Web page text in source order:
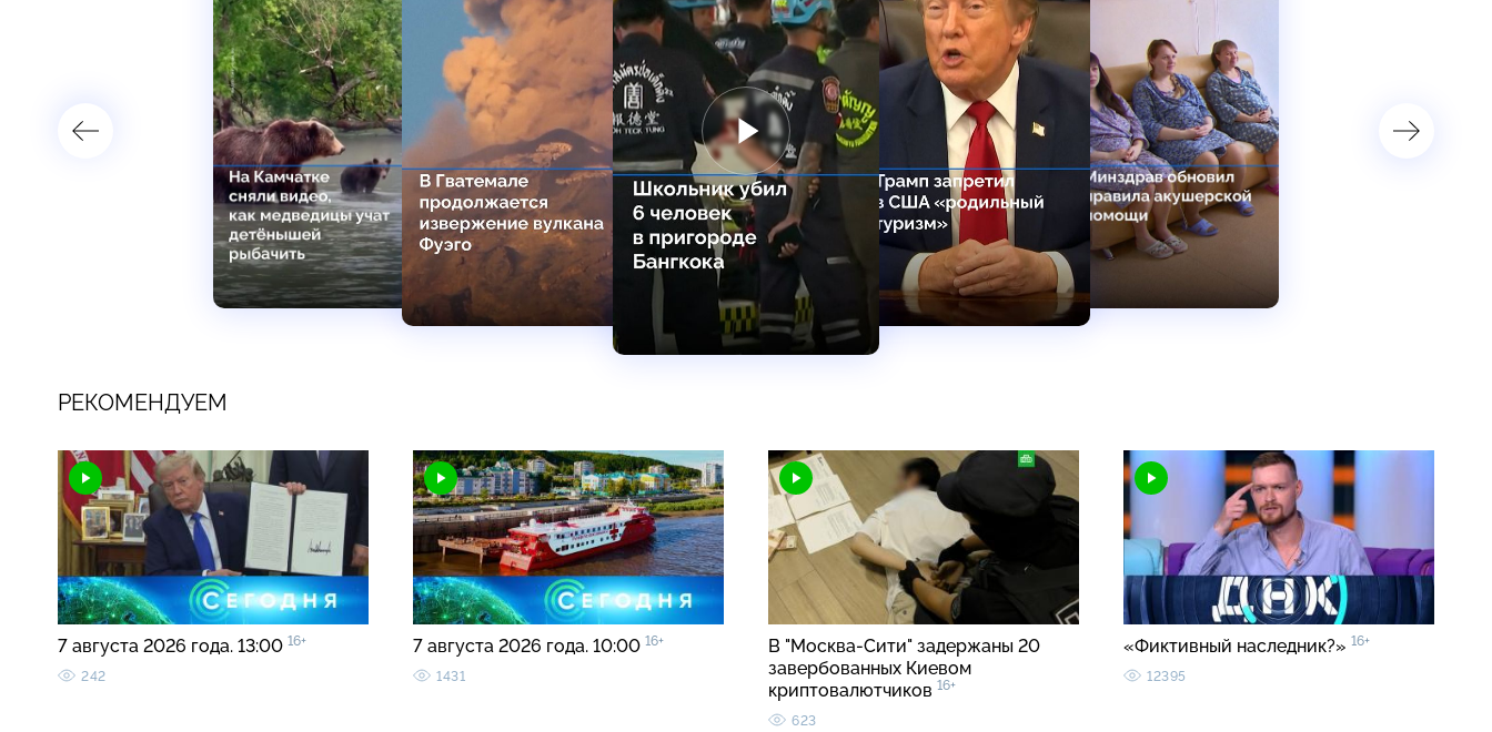
РЕКОМЕНДУЕМ
7 августа 2026 года. 13:00 16+
242
7 августа 2026 года. 10:00 16+
1431
В "Москва-Сити" задержаны 20
завербованных Киевом
криптовалютчиков 16+
623
«Фиктивный наследник?» 16+
12395